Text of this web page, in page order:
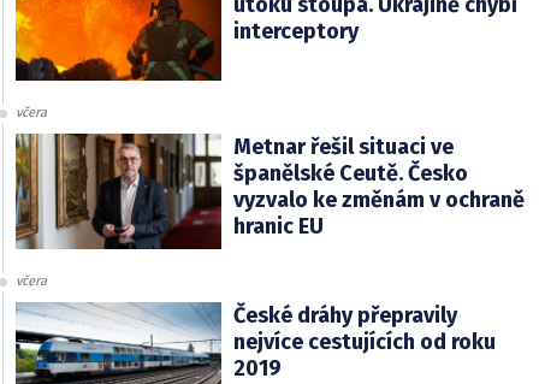
interceptory
včera
Metnar řešil situaci ve
španělské Ceutě. Česko
vyzvalo ke změnám v ochraně
hranic EU
včera
České dráhy přepravily
nejvíce cestujících od roku
2019